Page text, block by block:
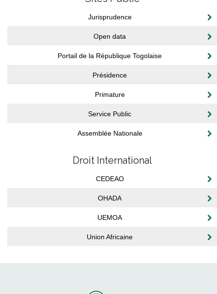
Jurisprudence
Open data
Portail de la République Togolaise
Présidence
Primature
Service Public
Assemblée Nationale
Droit International
CEDEAO
OHADA
UEMOA
Union Africaine